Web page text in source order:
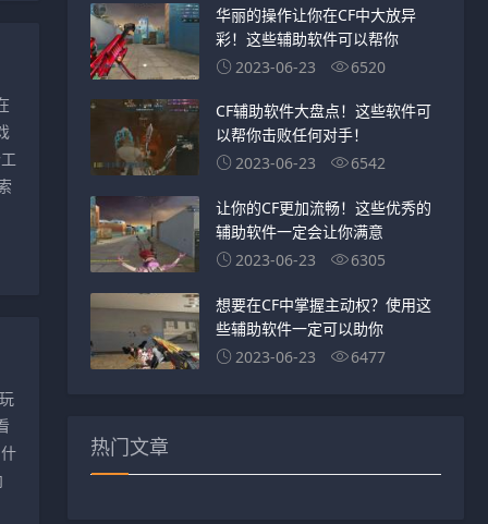
华丽的操作让你在CF中大放异
彩！这些辅助软件可以帮你
2023-06-23
6520
CF辅助软件大盘点！这些软件可
以帮你击败任何对手！
2023-06-23
6542
让你的CF更加流畅！这些优秀的
辅助软件一定会让你满意
2023-06-23
6305
想要在CF中掌握主动权？使用这
些辅助软件一定可以助你
2023-06-23
6477
热门文章